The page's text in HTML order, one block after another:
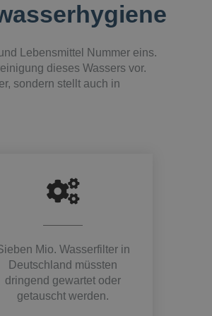
Lebensmittel Nummer eins.
dieses Wassers vor.
sondern stellt auch in
Mio. Wasserfilter in
Deutschland müssten
dringend gewartet oder
getauscht werden.